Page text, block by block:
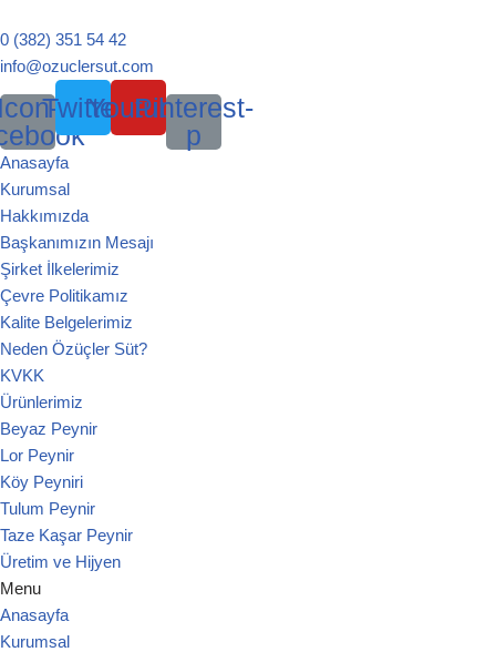
İçeriğe
0 (382) 351 54 42
info@ozuclersut.com
TwitterYoutube
Pinterest-
p
Anasayfa
Kurumsal
Hakkımızda
Başkanımızın Mesajı
Şirket İlkelerimiz
Çevre Politikamız
Kalite Belgelerimiz
Neden Özüçler Süt?
KVKK
Ürünlerimiz
Beyaz Peynir
Lor Peynir
Köy Peyniri
Tulum Peynir
Taze Kaşar Peynir
Üretim ve Hijyen
Menu
Anasayfa
Kurumsal